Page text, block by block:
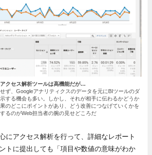
アクセス解析ツールは高機能だが…
ず、Googleアナリティクスのデータを元にBIツールのダ
する機会も多い。しかし、それが相手に伝わるかどうか
のどこにポイントがあり、どう改善につなげていくかを
るのがWeb担当者の腕の見せどころだ
にアクセス解析を行って、詳細なレポート
トに提出しても「項目や数値の意味がわか